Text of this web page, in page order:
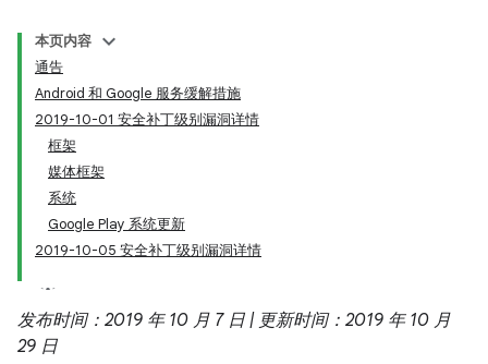
本页内容
通告
Android 和 Google 服务缓解措施
2019-10-01 安全补丁级别漏洞详情
框架
媒体框架
系统
Google Play 系统更新
2019-10-05 安全补丁级别漏洞详情
发布时间：2019 年 10 月 7 日 | 更新时间：2019 年 10 月
29 日